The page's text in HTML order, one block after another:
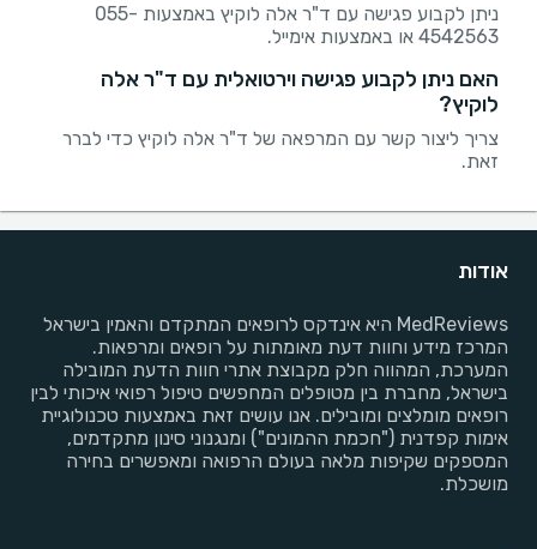
ניתן לקבוע פגישה עם ד"ר אלה לוקיץ באמצעות 055-
4542563 או באמצעות אימייל.
האם ניתן לקבוע פגישה וירטואלית עם ד"ר אלה
לוקיץ?
צריך ליצור קשר עם המרפאה של ד"ר אלה לוקיץ כדי לברר
זאת.
אודות
MedReviews היא אינדקס לרופאים המתקדם והאמין בישראל
המרכז מידע וחוות דעת מאומתות על רופאים ומרפאות.
המערכת, המהווה חלק מקבוצת אתרי חוות הדעת המובילה
בישראל, מחברת בין מטופלים המחפשים טיפול רפואי איכותי לבין
רופאים מומלצים ומובילים. אנו עושים זאת באמצעות טכנולוגיית
אימות קפדנית ("חכמת ההמונים") ומנגנוני סינון מתקדמים,
המספקים שקיפות מלאה בעולם הרפואה ומאפשרים בחירה
מושכלת.